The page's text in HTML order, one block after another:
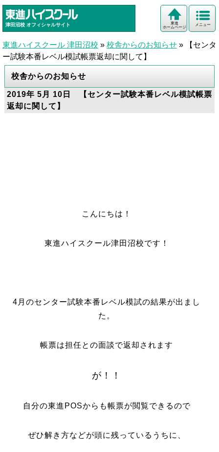
津田沼校 オフィシャルサイト メニュー
東進
ホームページ
東進ハイスクール 津田沼校 » 校舎からのお知らせ »
【センタ
ー試験本番レベル模試帳票返却に関して】
校舎からのお知らせ
2019年 5月 10日 【センター試験本番レベル模試帳票
返却に関して】
こんにちは！
東進ハイスクール津田沼校です！
4月のセンター試験本番レベル模試の結果が出まし
た。
帳票は担任との面談で返却されます
が！！
自分の東進POSからも帳票が閲覧できるので
ぜひ解き方などが頭に残っているうちに、